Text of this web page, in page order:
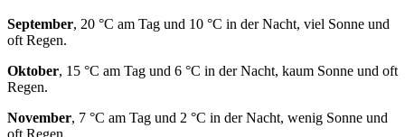
September, 20 °C am Tag und 10 °C in der Nacht, viel Sonne und
oft Regen.
Oktober, 15 °C am Tag und 6 °C in der Nacht, kaum Sonne und oft
Regen.
November, 7 °C am Tag und 2 °C in der Nacht, wenig Sonne und
oft Regen.